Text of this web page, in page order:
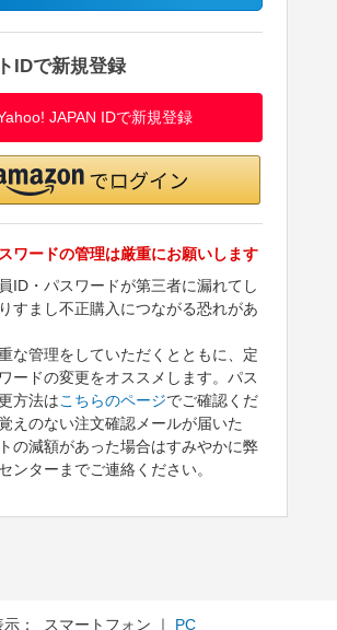
IDで新規登録
JAPAN IDで新規登録
ワードの管理は厳重にお願いします
ID・パスワードが第三者に漏れてし
すまし不正購入につながる恐れがあ
な管理をしていただくとともに、定
ードの変更をオススメします。パス
方法はこちらのページでご確認くだ
えのない注文確認メールが届いた
の減額があった場合はすみやかに弊
ンターまでご連絡ください。
示： スマートフォン ｜ PC